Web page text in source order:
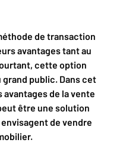
de transaction
avantages tant au
cette option
public. Dans cet
de la vente
être une solution
de vendre